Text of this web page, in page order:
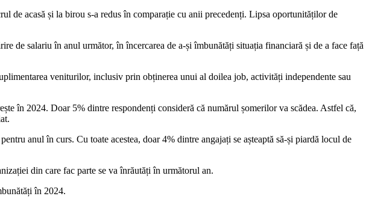
de acasă și la birou s-a redus în comparație cu anii precedenți. Lipsa oportunităților de
de salariu în anul următor, în încercarea de a-și îmbunătăți situația financiară și de a face față
veniturilor, inclusiv prin obținerea unui al doilea job, activități independente sau
în 2024. Doar 5% dintre respondenți consideră că numărul șomerilor va scădea. Astfel că,
anul în curs. Cu toate acestea, doar 4% dintre angajați se așteaptă să-și piardă locul de
din care fac parte se va înrăutăți în următorul an.
în 2024.